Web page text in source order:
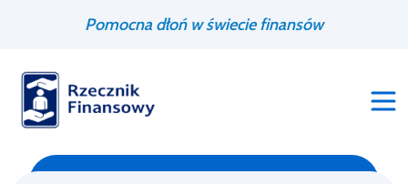
Pomocna dłoń w świecie finansów